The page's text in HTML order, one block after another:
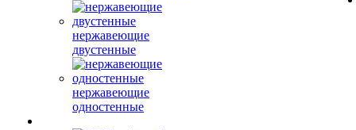
нержавеющие
двустенные
нержавеющие
одностенные